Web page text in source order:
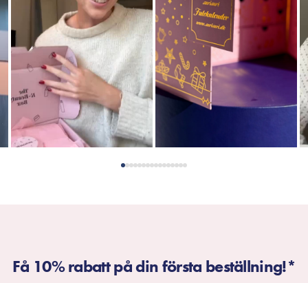
Få 10% rabatt på din första beställning!*